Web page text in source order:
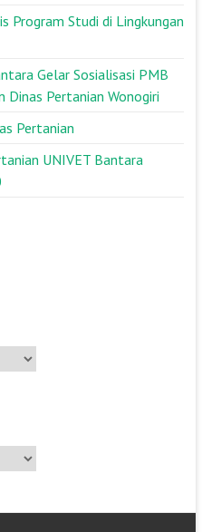
Program Studi di Lingkungan
Gelar Sosialisasi PMB
Dinas Pertanian Wonogiri
Pertanian
UNIVET Bantara